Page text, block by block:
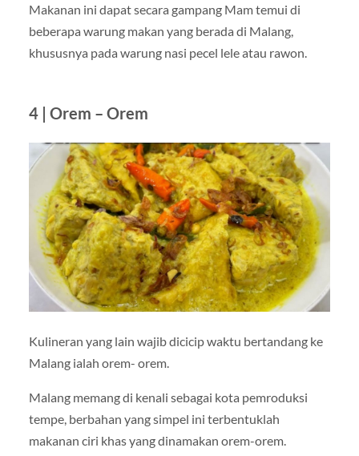
Makanan ini dapat secara gampang Mam temui di
beberapa warung makan yang berada di Malang,
khususnya pada warung nasi pecel lele atau rawon.
4 | Orem – Orem
Kulineran yang lain wajib dicicip waktu bertandang ke
Malang ialah orem- orem.
Malang memang di kenali sebagai kota pemroduksi
tempe, berbahan yang simpel ini terbentuklah
makanan ciri khas yang dinamakan orem-orem.